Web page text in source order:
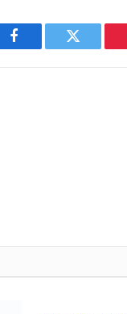
Facebook Twitter